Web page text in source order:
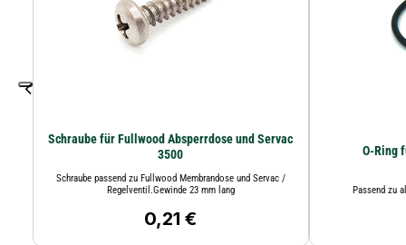
Schraube für Fullwood Absperrdose und Servac
3500
Schraube passend zu Fullwood Membrandose und Servac /
Regelventil.Gewinde 23 mm lang
Regulärer Preis:
0,21 €
O-Ring
Passend zu